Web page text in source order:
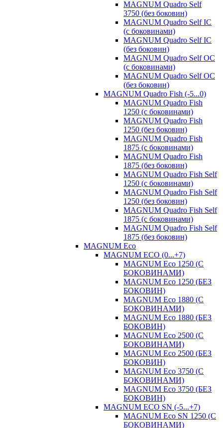
MAGNUM Quadro Self
3750 (без боковин)
MAGNUM Quadro Self IC
(с боковинами)
MAGNUM Quadro Self IC
(без боковин)
MAGNUM Quadro Self OC
(с боковинами)
MAGNUM Quadro Self OC
(без боковин)
MAGNUM Quadro Fish (-5...0)
MAGNUM Quadro Fish
1250 (с боковинами)
MAGNUM Quadro Fish
1250 (без боковин)
MAGNUM Quadro Fish
1875 (с боковинами)
MAGNUM Quadro Fish
1875 (без боковин)
MAGNUM Quadro Fish Self
1250 (с боковинами)
MAGNUM Quadro Fish Self
1250 (без боковин)
MAGNUM Quadro Fish Self
1875 (с боковинами)
MAGNUM Quadro Fish Self
1875 (без боковин)
MAGNUM Eco
MAGNUM ECO (0...+7)
MAGNUM Eco 1250 (С
БОКОВИНАМИ)
MAGNUM Eco 1250 (БЕЗ
БОКОВИН)
MAGNUM Eco 1880 (С
БОКОВИНАМИ)
MAGNUM Eco 1880 (БЕЗ
БОКОВИН)
MAGNUM Eco 2500 (С
БОКОВИНАМИ)
MAGNUM Eco 2500 (БЕЗ
БОКОВИН)
MAGNUM Eco 3750 (С
БОКОВИНАМИ)
MAGNUM Eco 3750 (БЕЗ
БОКОВИН)
MAGNUM ECO SN (-5...+7)
MAGNUM Eco SN 1250 (С
БОКОВИНАМИ)